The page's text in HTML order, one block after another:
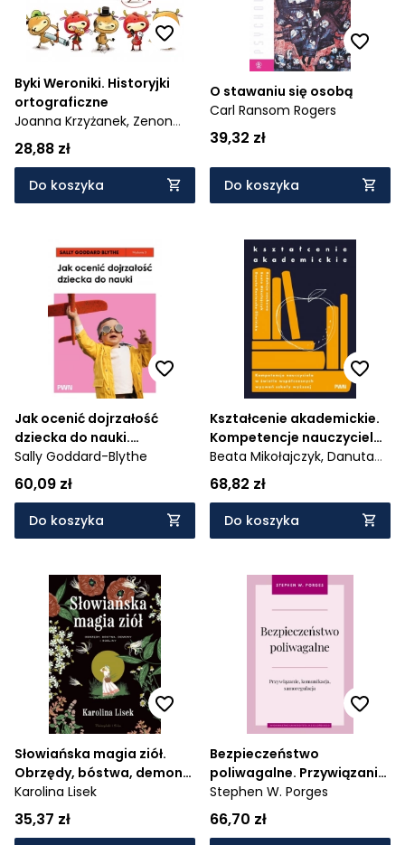
Byki Weroniki. Historyjki
ortograficzne
Joanna Krzyżanek, Zenon
Wiewiurka
28,88 zł
Do koszyka
O stawaniu się osobą
Carl Ransom Rogers
39,32 zł
Do koszyka
Jak ocenić dojrzałość
dziecka do nauki.
Rozwojowe testy
przesiewowe INPP i
grupowy program ćwiczeń
rozwojowych dla szkół
Sally Goddard-Blythe
60,09 zł
Do koszyka
Kształcenie akademickie.
Kompetencje nauczyciela
w świetle współczesnych
wyzwań szkoły wyższej
Beata Mikołajczyk, Danuta
Konieczka-Śliwińska
68,82 zł
Do koszyka
Słowiańska magia ziół.
Obrzędy, bóstwa, demony
i rośliny
Karolina Lisek
35,37 zł
Bezpieczeństwo
poliwagalne. Przywiązanie
komunikacja i
samoregulacja
Stephen W. Porges
66,70 zł